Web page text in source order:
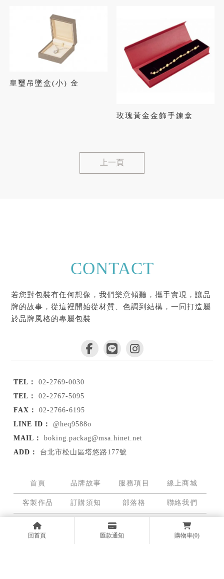
皇璽吊墜盒(小) 金
玫瑰黃金金飾手鍊盒
上一頁
回首頁 匯款通知 購物車(0)
CONTACT
若您對包裝有任何想像，我們樂意傾聽，攜手實現，讓品
牌的故事，從這裡開始從材質、色調到結構，一同打造屬
於品牌風格的專屬包裝
@heq9588o
02-2769-0030
02-2767-5095
02-2766-6195
boking.packag@msa.hinet.net
台北市松山區塔悠路177號
首頁 品牌故事 服務項目 線上商城
客製作品 訂購須知 部落格 聯絡我們
首飾盒 鐘錶盒
Copyright © 2026 隱私權政策